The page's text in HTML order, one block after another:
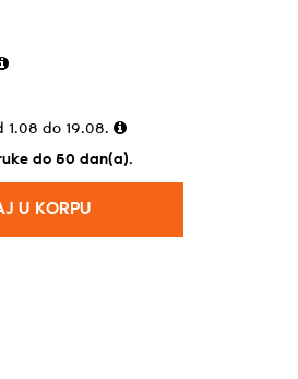
1.08 do 19.08.
do 50 dan(a).
U KORPU